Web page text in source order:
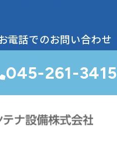
電話でのお問い合わせ
045-261-3415